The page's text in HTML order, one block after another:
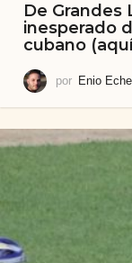
De Grandes
inesperado
cubano
por Enio